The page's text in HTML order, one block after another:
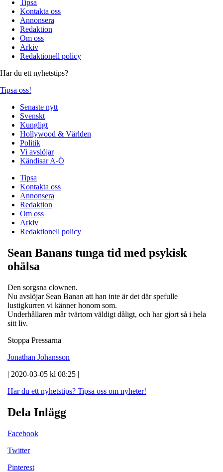
Tipsa
Kontakta oss
Annonsera
Redaktion
Om oss
Arkiv
Redaktionell policy
Har du ett nyhetstips?
Tipsa oss!
Senaste nytt
Svenskt
Kungligt
Hollywood & Världen
Politik
Vi avslöjar
Kändisar A-Ö
Tipsa
Kontakta oss
Annonsera
Redaktion
Om oss
Arkiv
Redaktionell policy
Sean Banans tunga tid med psykisk
ohälsa
Den sorgsna clownen.
Nu avslöjar Sean Banan att han inte är det där spefulle
lustigkurren vi känner honom som.
Underhållaren mår tvärtom väldigt dåligt, och har gjort så i hela
sitt liv.
Stoppa Pressarna
Jonathan Johansson
| 2020-03-05 kl 08:25 |
Har du ett nyhetstips? Tipsa oss om nyheter!
Dela Inlägg
Facebook
Twitter
Pinterest